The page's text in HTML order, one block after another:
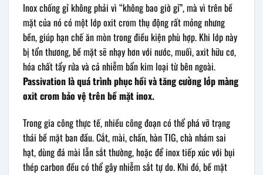
Inox chống gỉ không phải vì “không bao giờ gỉ”, mà vì trên bề
mặt của nó có một lớp oxit crom thụ động rất mỏng nhưng
bền, giúp hạn chế ăn mòn trong điều kiện phù hợp. Khi lớp này
bị tổn thương, bề mặt sẽ nhạy hơn với nước, muối, axit hữu cơ,
hóa chất tẩy rửa và cả nhiễm bẩn kim loại từ bên ngoài.
Passivation là quá trình phục hồi và tăng cường lớp màng
oxit crom bảo vệ trên bề mặt inox.
Trong gia công thực tế, nhiều công đoạn có thể phá vỡ trạng
thái bề mặt ban đầu. Cắt, mài, chấn, hàn TIG, chà nhám sai
hạt, dùng đá mài lẫn sắt thường, hoặc để inox tiếp xúc với bụi
thép carbon đều có thể gây nhiễm sắt tự do. Khi đó, bề mặt